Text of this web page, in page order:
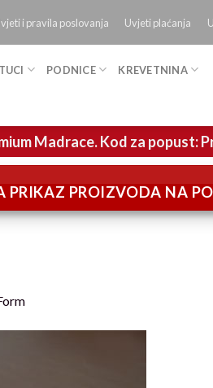
i pravila poslovanja Uvjeti plaćanja
PODNICE KREVETNINA
Madrace. Kod za popust:
PROIZVODA NA